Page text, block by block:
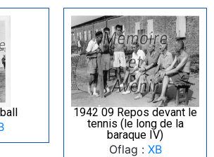
1942 09 Repos devant le
tennis (le long de la
baraque IV)
Oflag : XB